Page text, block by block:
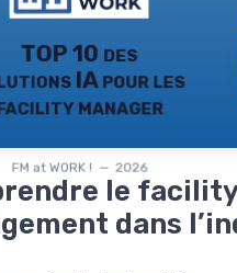
TOP 10 des
IA pour les
manager
FM at WORK ! — 2026
le facility
dans